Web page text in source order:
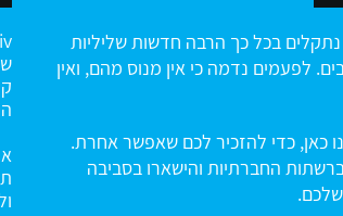
נתקלים בכל כך הרבה חדשות שליליות
לפעמים נדמה כי אין מנוס מהם, ואין
כאן, כדי להזכיר לכם שאפשר אחרת.
החברתיות והישארו בסביבה